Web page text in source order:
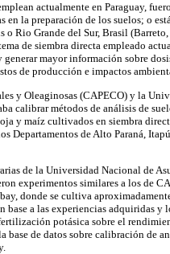
actualmente en Paraguay,
en la preparación de los suelos; o
o Rio Grande del Sur, Brasil
de siembra directa empleado
mayor información sobre
de producción e impactos
y Oleaginosas (CAPECO) y la
calibrar métodos de análisis de
y maíz cultivados en siembra
Departamentos de Alto Paraná,
de la Universidad Nacional de
experimentos similares a los de
donde se cultiva
base a las experiencias adquiridas y
potásica sobre el
de datos sobre calibración de